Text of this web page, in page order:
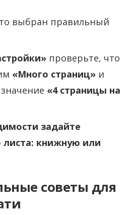
выбран правильный
проверьте, что
«Много страниц» и
«4 страницы на
задайте
книжную или
советы для